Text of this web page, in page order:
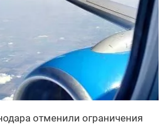
отменили ограничения